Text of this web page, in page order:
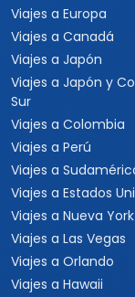
Viajes a Europa
Viajes a Canadá
Viajes a Japón
Viajes a Japón y
Sur
Viajes a Colombia
Viajes a Perú
Viajes a
Viajes a Estados
Viajes a Nueva York
Viajes a Las Vegas
Viajes a Orlando
Viajes a Hawaii